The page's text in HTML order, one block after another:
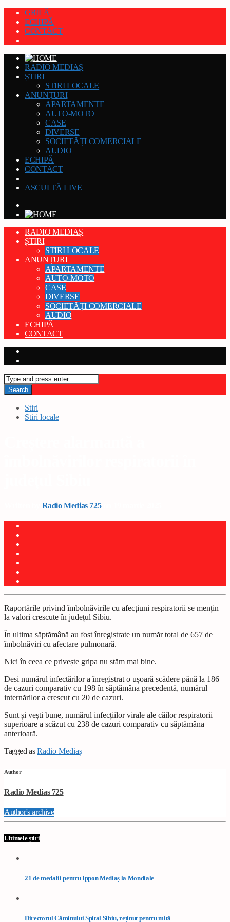
GRILĂ
ECHIPĂ
CONTACT
RADIO MEDIAȘ
ȘTIRI
STIRI LOCALE
ANUNȚURI
APARTAMENTE
AUTO-MOTO
CASE
DIVERSE
SOCIETĂȚI COMERCIALE
AUDIO
ECHIPĂ
CONTACT
ASCULTĂ LIVE
RADIO MEDIAȘ
ȘTIRI
STIRI LOCALE
ANUNȚURI
APARTAMENTE
AUTO-MOTO
CASE
DIVERSE
SOCIETĂȚI COMERCIALE
AUDIO
ECHIPĂ
CONTACT
Stiri
Stiri locale
Radio Medias 725on 19 martie 2025
Raportările privind îmbolnăvirile cu afecțiuni respiratorii se mențin
la valori crescute în județul Sibiu.
În ultima săptămână au fost înregistrate un număr total de 657 de
îmbolnăviri cu afectare pulmonară.
Nici în ceea ce privește gripa nu stăm mai bine.
Desi numărul infectărilor a înregistrat o ușoară scădere până la 186
de cazuri comparativ cu 198 în săptămâna precedentă, numărul
internărilor a crescut cu 20 de cazuri.
Sunt și vești bune, numărul infecțiilor virale ale căilor respiratorii
superioare a scăzut cu 238 de cazuri comparativ cu săptămâna
anterioară.
Tagged asRadio Mediaș
Author
Radio Medias 725
Author's archive
Ultimele știri
21 de medalii pentru Ippon Mediaș la Mondiale
Directorul Căminului Spital Sibiu, reținut pentru mită